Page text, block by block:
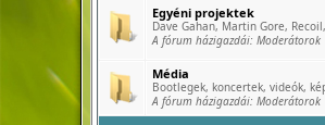
Egyéni projektek
Dave Gahan, Martin Gore,
A fórum házigazdái: Moderátorok
Média
Bootlegek, koncertek, videók,
A fórum házigazdái: Moderátorok